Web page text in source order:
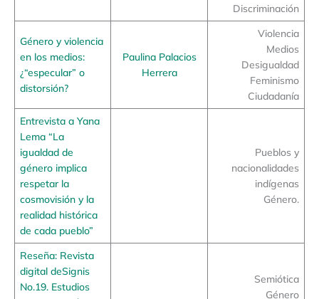
Discriminación
Género y violencia
en los medios:
¿“especular” o
distorsión?
Paulina Palacios
Herrera
Violencia
Medios
Desigualdad
Feminismo
Ciudadanía
Entrevista a Yana
Lema “La
igualdad de
género implica
respetar la
cosmovisión y la
realidad histórica
de cada pueblo”
Pueblos y
nacionalidades
indígenas
Género.
Reseña: Revista
digital deSignis
No.19. Estudios
Semiótica
Género